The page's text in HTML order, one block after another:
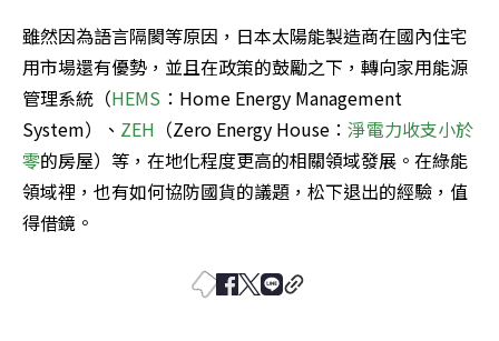
雖然因為語言隔閡等原因，日本太陽能製造商在國內住宅
用市場還有優勢，並且在政策的鼓勵之下，轉向家用能源
管理系統（HEMS ：Home Energy Management
System）、 ZEH （Zero Energy House：淨電力收支小於
零的房屋）等，在地化程度更高的相關領域發展。在綠能
領域裡，也有如何協防國貨的議題，松下退出的經驗，值
得借鏡。